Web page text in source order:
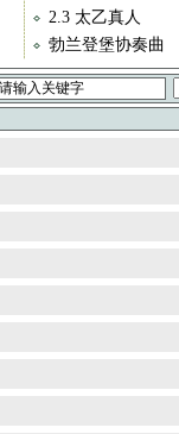
2.3 太乙真人
勃兰登堡协奏曲